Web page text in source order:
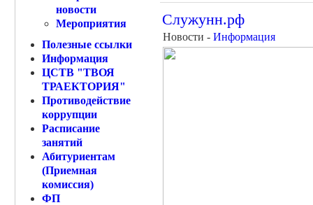
новости
Мероприятия
Полезные ссылки
Информация
ЦСТВ "ТВОЯ
ТРАЕКТОРИЯ"
Противодействие
коррупции
Расписание
занятий
Абитуриентам
(Приемная
комиссия)
ФП
Служунн.рф
Новости - Информация